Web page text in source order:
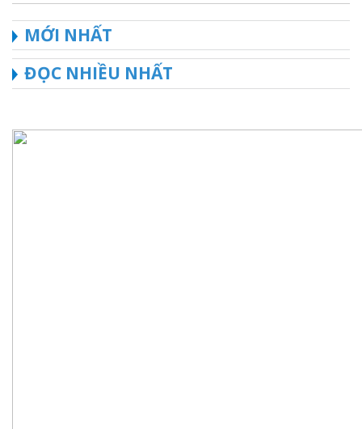
MỚI NHẤT
ĐỌC NHIỀU NHẤT